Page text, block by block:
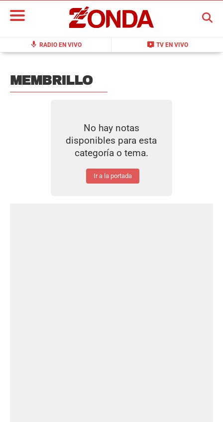
mic RADIO EN VIVO live_tv TV EN VIVO
BUSCAR
MEMBRILLO
No hay notas
disponibles para esta
categoría o tema.
Ir a la portada